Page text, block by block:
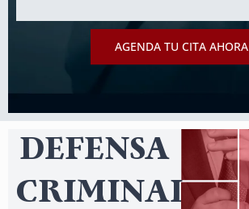
AGENDA TU CITA AHORA
DEFENSA
CRIMINAL